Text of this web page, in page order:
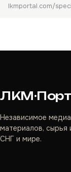
lkmportal.com/
Независимое
материалов, сырья
СНГ и мире.